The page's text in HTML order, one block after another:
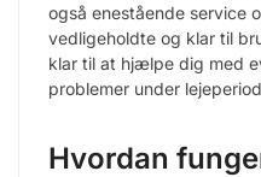
også enestående service
vedligeholdte og klar til
klar til at hjælpe dig med
problemer under
Hvordan